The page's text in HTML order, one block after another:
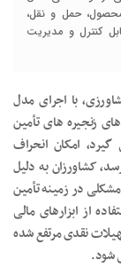
محصول، حمل و نقل،
کنترل و مدیریت
با اجرای مدل
زنجیره های تأمین
امکان انحراف
کشاورزان به دلیل
مشکلی در زمینه تأمین
از ابزارهای مالی
نقدی مرتفع شده
شود.